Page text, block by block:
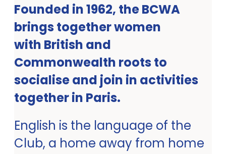
Founded in 1962, the BCWA
brings together women
with British and
Commonwealth roots to
socialise and join in activities
together in Paris.
English is the language of the
Club, a home away from home